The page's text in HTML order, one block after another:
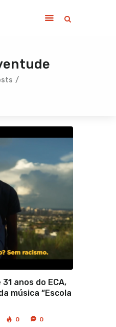
anos do ECA,
música “Escola
0 0